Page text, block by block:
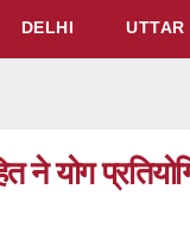
DELHI UTTAR
ने योग